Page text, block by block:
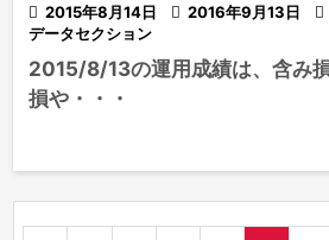
 2015年8月14日  2016年9月13日 
データセクション
2015/8/13の運用成績は、含み
損や・・・